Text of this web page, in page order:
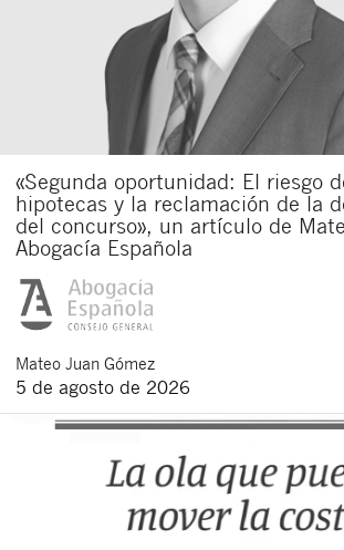
«Segunda oportunidad: El riesgo
hipotecas y la reclamación de la
del concurso», un artículo de
Abogacía Española
Mateo Juan Gómez
5 de agosto de 2026